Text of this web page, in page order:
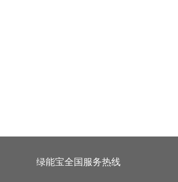
绿能宝全国服务热线